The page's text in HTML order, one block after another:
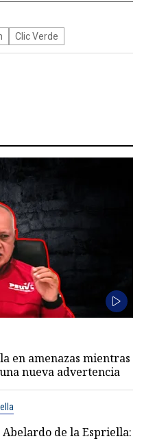
Clic Verde
en amenazas mientras
nueva advertencia
Abelardo de la Espriella: